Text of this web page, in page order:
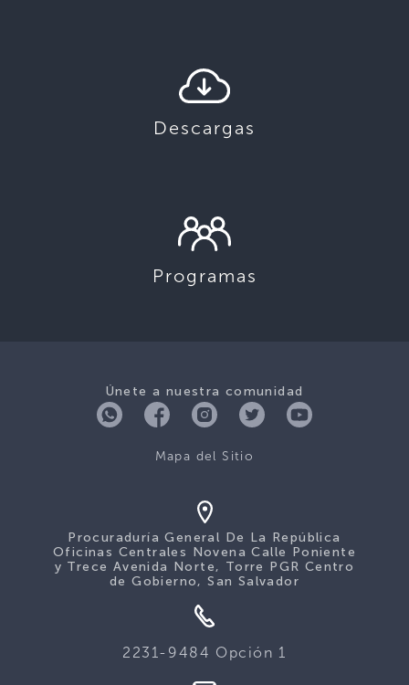
Descargas
Programas
Únete a nuestra comunidad
Mapa del Sitio
Procuraduría General De La República
Oficinas Centrales Novena Calle Poniente
y Trece Avenida Norte, Torre PGR Centro
de Gobierno, San Salvador
2231-9484 Opción 1